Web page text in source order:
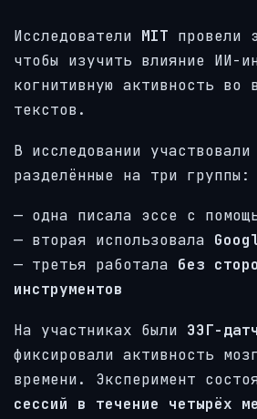
Исследователи MIT провели
чтобы изучить влияние ИИ-
когнитивную активность во
текстов.
В исследовании участвовали
разделённые на три группы:
— одна писала эссе с
— вторая использовала
— третья работала без
инструментов
На участниках были ЭЭГ-
фиксировали активность
времени. Эксперимент
сессий в течение четырёх